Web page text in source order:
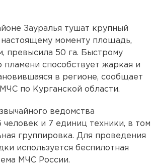
Зауралья тушат крупный
моменту площадь,
превысила 50 га. Быстрому
пламени способствует жаркая и
в регионе, сообщает
по Курганской области.
ведомства
человек и 7 единиц техники, в том
группировка. Для проведения
используется беспилотная
МЧС России.